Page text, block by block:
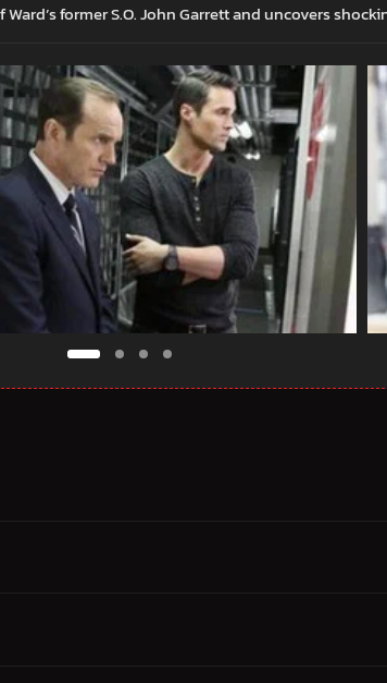
former S.O. John Garrett and uncovers